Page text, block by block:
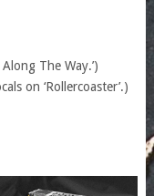
The Way.’)
on ‘Rollercoaster’.)